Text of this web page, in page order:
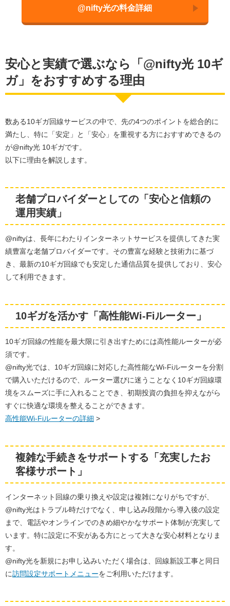
@nifty光の料金詳細
安心と実績で選ぶなら「@nifty光 10ギ
ガ」をおすすめする理由
数ある10ギガ回線サービスの中で、先の4つのポイントを総合的に
満たし、特に「安定」と「安心」を重視する方におすすめできるの
が@nifty光 10ギガです。
以下に理由を解説します。
老舗プロバイダーとしての「安心と信頼の
運用実績」
@niftyは、長年にわたりインターネットサービスを提供してきた実
績豊富な老舗プロバイダーです。その豊富な経験と技術力に基づ
き、最新の10ギガ回線でも安定した通信品質を提供しており、安心
して利用できます。
10ギガを活かす「高性能Wi-Fiルーター」
10ギガ回線の性能を最大限に引き出すためには高性能ルーターが必
須です。
@nifty光では、10ギガ回線に対応した高性能なWi-Fiルーターを分割
で購入いただけるので、ルーター選びに迷うことなく10ギガ回線環
境をスムーズに手に入れることでき、初期投資の負担を抑えながら
すぐに快適な環境を整えることができます。
高性能Wi-Fiルーターの詳細 >
複雑な手続きをサポートする「充実したお
客様サポート」
インターネット回線の乗り換えや設定は複雑になりがちですが、
@nifty光はトラブル時だけでなく、申し込み段階から導入後の設定
まで、電話やオンラインでのきめ細やかなサポート体制が充実して
います。特に設定に不安がある方にとって大きな安心材料となりま
す。
@nifty光を新規にお申し込みいただく場合は、回線新設工事と同日
に訪問設定サポートメニューをご利用いただけます。